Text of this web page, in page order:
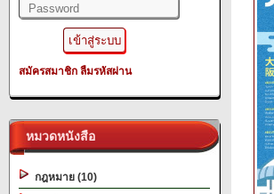
สมัครสมาชิก ลืมรหัสผ่าน
หมวดหนังสือ
กฎหมาย (10)